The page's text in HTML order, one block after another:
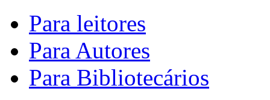
Para leitores
Para Autores
Para Bibliotecários